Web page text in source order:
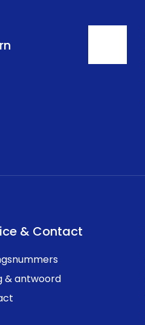
& Contact
& antwoord